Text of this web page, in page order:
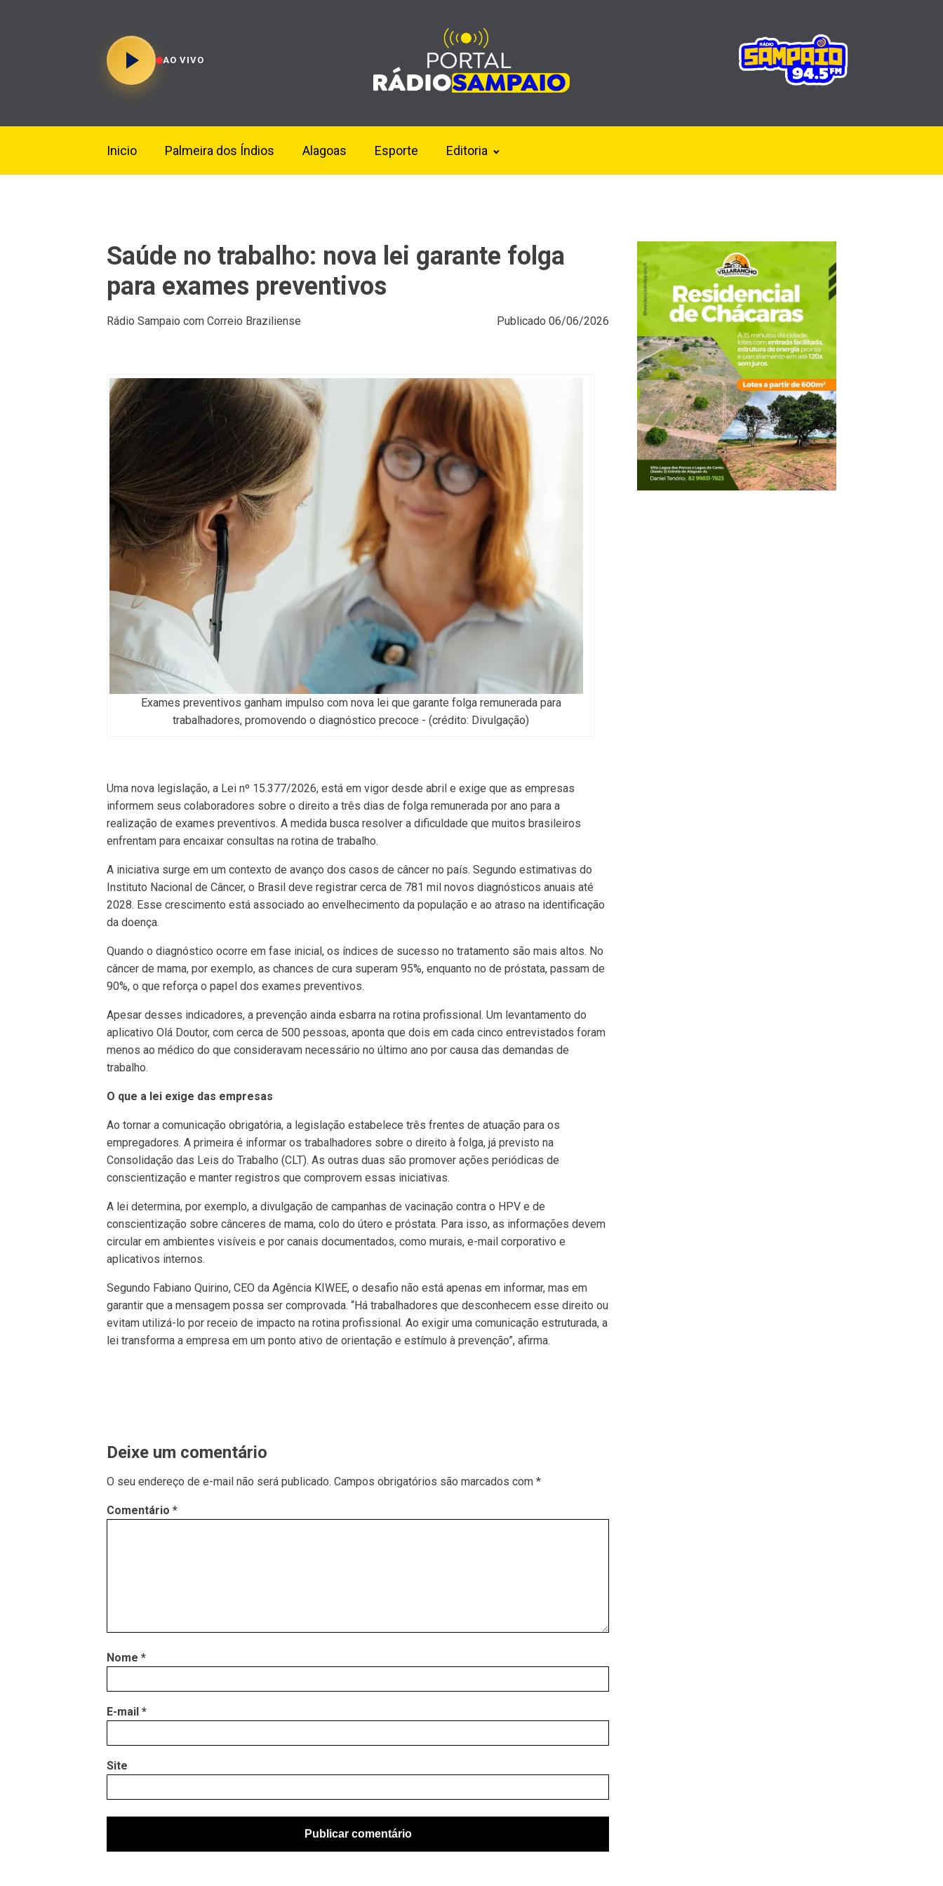
AO VIVO
Inicio Palmeira dos Índios Alagoas Esporte Editoria
Saúde no trabalho: nova lei garante folga
para exames preventivos
Rádio Sampaio com Correio Braziliense Publicado 06/06/2026
Exames preventivos ganham impulso com nova lei que garante folga remunerada para
trabalhadores, promovendo o diagnóstico precoce - (crédito: Divulgação)
Uma nova legislação, a Lei nº 15.377/2026, está em vigor desde abril e exige que as empresas
informem seus colaboradores sobre o direito a três dias de folga remunerada por ano para a
realização de exames preventivos. A medida busca resolver a dificuldade que muitos brasileiros
enfrentam para encaixar consultas na rotina de trabalho.
A iniciativa surge em um contexto de avanço dos casos de câncer no país. Segundo estimativas do
Instituto Nacional de Câncer, o Brasil deve registrar cerca de 781 mil novos diagnósticos anuais até
2028. Esse crescimento está associado ao envelhecimento da população e ao atraso na identificação
da doença.
Quando o diagnóstico ocorre em fase inicial, os índices de sucesso no tratamento são mais altos. No
câncer de mama, por exemplo, as chances de cura superam 95%, enquanto no de próstata, passam de
90%, o que reforça o papel dos exames preventivos.
Apesar desses indicadores, a prevenção ainda esbarra na rotina profissional. Um levantamento do
aplicativo Olá Doutor, com cerca de 500 pessoas, aponta que dois em cada cinco entrevistados foram
menos ao médico do que consideravam necessário no último ano por causa das demandas de
trabalho.
O que a lei exige das empresas
Ao tornar a comunicação obrigatória, a legislação estabelece três frentes de atuação para os
empregadores. A primeira é informar os trabalhadores sobre o direito à folga, já previsto na
Consolidação das Leis do Trabalho (CLT). As outras duas são promover ações periódicas de
conscientização e manter registros que comprovem essas iniciativas.
A lei determina, por exemplo, a divulgação de campanhas de vacinação contra o HPV e de
conscientização sobre cânceres de mama, colo do útero e próstata. Para isso, as informações devem
circular em ambientes visíveis e por canais documentados, como murais, e-mail corporativo e
aplicativos internos.
Segundo Fabiano Quirino, CEO da Agência KIWEE, o desafio não está apenas em informar, mas em
garantir que a mensagem possa ser comprovada. “Há trabalhadores que desconhecem esse direito ou
evitam utilizá-lo por receio de impacto na rotina profissional. Ao exigir uma comunicação estruturada, a
lei transforma a empresa em um ponto ativo de orientação e estímulo à prevenção”, afirma.
Deixe um comentário
O seu endereço de e-mail não será publicado. Campos obrigatórios são marcados com *
Comentário *
Nome *
E-mail *
Site